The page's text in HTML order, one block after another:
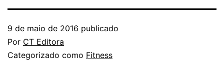
9 de maio de 2016 publicado
Por CT Editora
Categorizado como Fitness